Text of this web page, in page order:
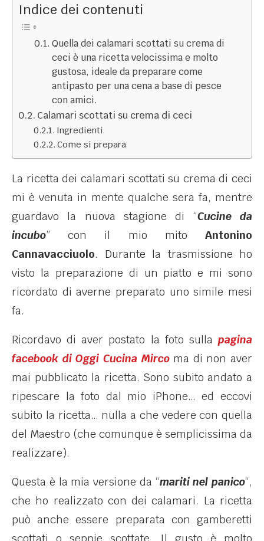
Indice dei contenuti
Quella dei calamari scottati su crema di
ceci è una ricetta velocissima e molto
gustosa, ideale da preparare come
antipasto per una cena a base di pesce
con amici.
Calamari scottati su crema di ceci
Ingredienti
Come si prepara
La ricetta dei calamari scottati su crema di ceci
mi è venuta in mente qualche sera fa, mentre
guardavo la nuova stagione di “Cucine da
incubo” con il mio mito Antonino
Cannavacciuolo. Durante la trasmissione ho
visto la preparazione di un piatto e mi sono
ricordato di averne preparato uno simile mesi
fa.
Ricordavo di aver postato la foto sulla pagina
facebook di Oggi Cucina Mircoma di non aver
mai pubblicato la ricetta. Sono subito andato a
ripescare la foto dal mio iPhone… ed eccovi
subito la ricetta… nulla a che vedere con quella
del Maestro (che comunque è semplicissima da
realizzare).
Questa è la mia versione da “mariti nel panico“,
che ho realizzato con dei calamari. La ricetta
può anche essere preparata con gamberetti
scottati o seppie scottate. Il gusto è molto